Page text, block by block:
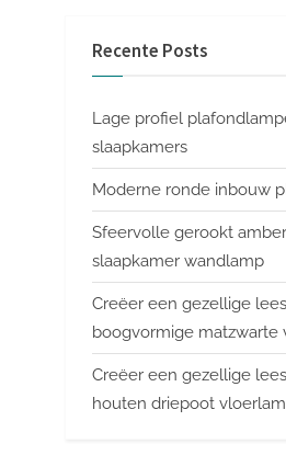
Recente Posts
Lage profiel
slaapkamers
Moderne ronde inbouw
Sfeervolle gerookt
slaapkamer wandlamp
Creëer een gezellige
boogvormige matzwarte
Creëer een gezellige
houten driepoot